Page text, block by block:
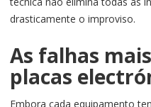
drasticamente o improviso.
As falhas
placas
Embora cada equipamento